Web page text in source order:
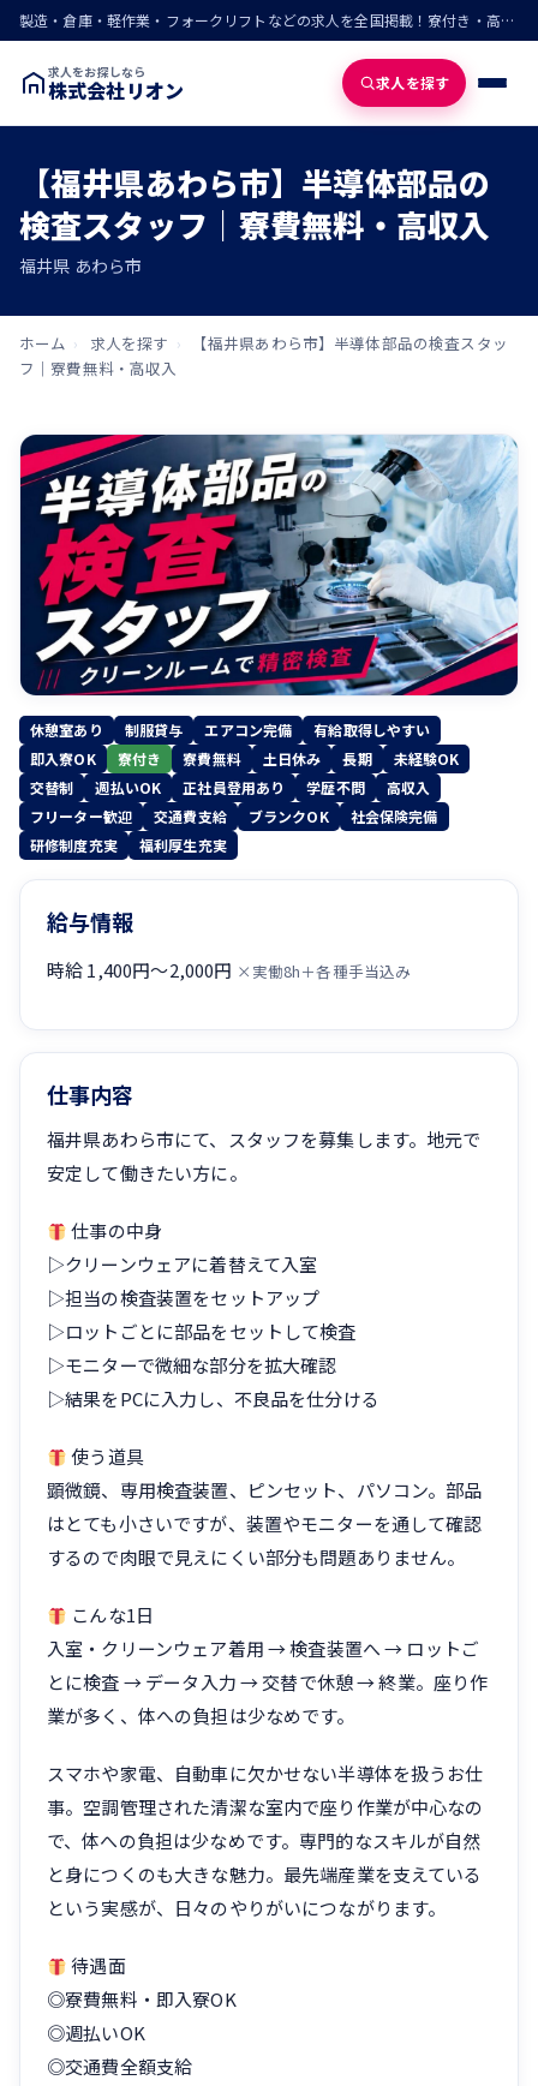
製造・倉庫・軽作業・フォークリフトなどの求人を全国掲載！寮付き・高収入・即入寮の仕事が見つかる
求人をお探しなら
株式会社リオン 求人を探す
【福井県あわら市】半導体部品の
検査スタッフ｜寮費無料・高収入
福井県 あわら市
ホーム › 求人を探す ›
【福井県あわら市】半導体部品の検査スタッ
フ｜寮費無料・高収入
休憩室あり 制服貸与 エアコン完備
有給取得しやすい
即入寮OK
寮付き 寮費無料 土日休み 長期
未経験OK
交替制
週払いOK 正社員登用あり 学歴不問
高収入
フリーター歓迎
交通費支給 ブランクOK
社会保険完備
研修制度充実
福利厚生充実
給与情報
時給 1,400円〜2,000円 ×実働8h＋各種手当込み
仕事内容
福井県あわら市にて、スタッフを募集します。地元で
安定して働きたい方に。
仕事の中身
▷クリーンウェアに着替えて入室
▷担当の検査装置をセットアップ
▷ロットごとに部品をセットして検査
▷モニターで微細な部分を拡大確認
▷結果をPCに入力し、不良品を仕分ける
使う道具
顕微鏡、専用検査装置、ピンセット、パソコン。部品
はとても小さいですが、装置やモニターを通して確認
するので肉眼で見えにくい部分も問題ありません。
こんな1日
入室・クリーンウェア着用 → 検査装置へ → ロットご
とに検査 → データ入力 → 交替で休憩 → 終業。座り作
業が多く、体への負担は少なめです。
スマホや家電、自動車に欠かせない半導体を扱うお仕
事。空調管理された清潔な室内で座り作業が中心なの
で、体への負担は少なめです。専門的なスキルが自然
と身につくのも大きな魅力。最先端産業を支えている
という実感が、日々のやりがいにつながります。
待遇面
◎寮費無料・即入寮OK
◎週払いOK
◎交通費全額支給